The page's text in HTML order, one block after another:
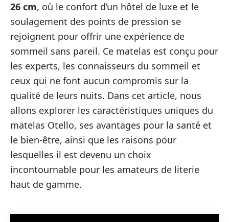
26 cm, où le confort d’un hôtel de luxe et le
soulagement des points de pression se
rejoignent pour offrir une expérience de
sommeil sans pareil. Ce matelas est conçu pour
les experts, les connaisseurs du sommeil et
ceux qui ne font aucun compromis sur la
qualité de leurs nuits. Dans cet article, nous
allons explorer les caractéristiques uniques du
matelas Otello, ses avantages pour la santé et
le bien-être, ainsi que les raisons pour
lesquelles il est devenu un choix
incontournable pour les amateurs de literie
haut de gamme.